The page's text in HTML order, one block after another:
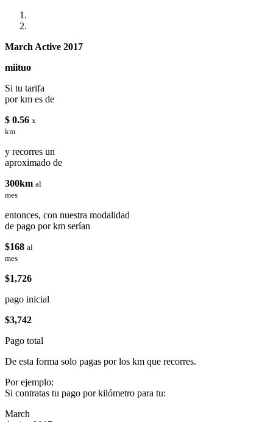
March Active 2017
miituo
Si tu tarifa
por km es de
$ 0.56 x
km
y recorres un
aproximado de
300km al
mes
entonces, con nuestra modalidad
de pago por km serían
$168 al
mes
$1,726
pago inicial
$3,742
Pago total
De esta forma solo pagas por los km que recorres.
Por ejemplo:
Si contratas tu pago por kilómetro para tu:
March